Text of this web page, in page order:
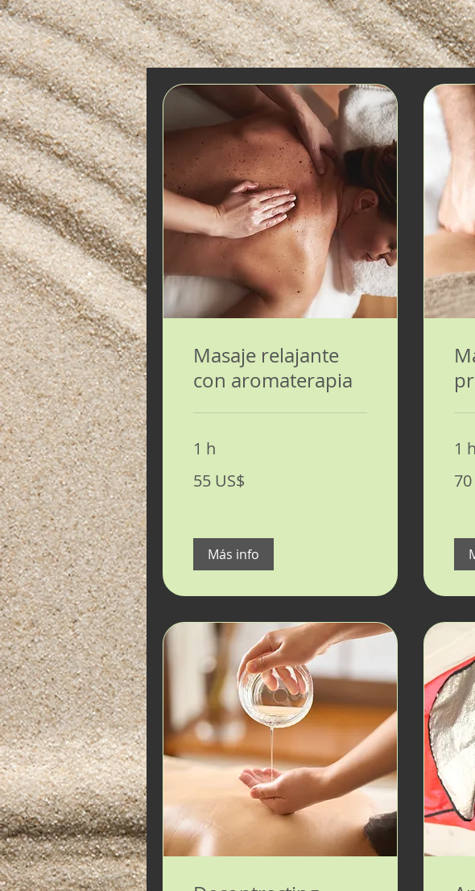
Masaje relajante
con aromaterapia
1 h
dólares
estadounidenses
55 US$
Más info
1 h